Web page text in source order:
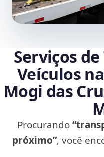
Serviços
Veículos
Mogi das
Procurando
próximo”, você